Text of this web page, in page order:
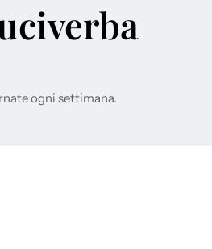
ogni settimana.